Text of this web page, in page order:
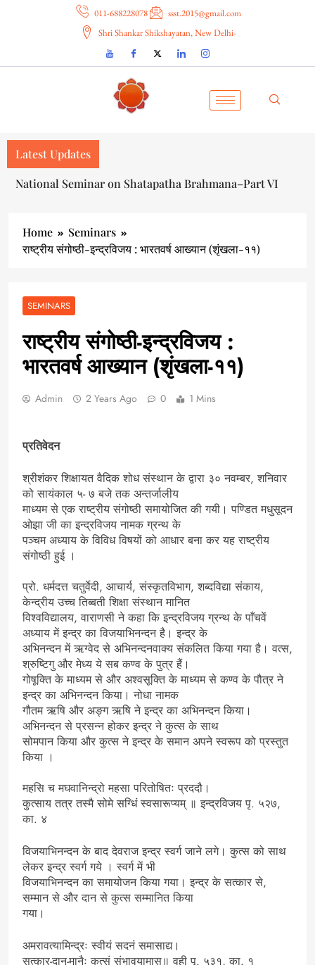
011-688228078
ssst.2015@gmail.com
Shri Shankar Shikshayatan, New Delhi-
Latest Updates
National Seminar on Shatapatha Brahmana–Part VI
Home
Seminars
राष्ट्रीय संगोष्ठी-इन्द्रविजय : भारतवर्ष आख्यान (शृंखला-११)
SEMINARS
राष्ट्रीय संगोष्ठी-इन्द्रविजय :
भारतवर्ष आख्यान (शृंखला-११)
Admin 2 Years Ago 0 1 Mins
प्रतिवेदन
श्रीशंकर शिक्षायत वैदिक शोध संस्थान के द्वारा ३० नवम्बर, शनिवार
को सायंकाल ५- ७ बजे तक अन्तर्जालीय
माध्यम से एक राष्ट्रीय संगोष्ठी समायोजित की गयी। पण्डित मधुसूदन
ओझा जी का इन्द्रविजय नामक ग्रन्थ के
पञ्चम अध्याय के विविध विषयों को आधार बना कर यह राष्ट्रीय
संगोष्ठी हुई ।
प्रो. धर्मदत्त चतुर्वेदी, आचार्य, संस्कृतविभाग, शब्दविद्या संकाय,
केन्द्रीय उच्च तिब्बती शिक्षा संस्थान मानित
विश्वविद्यालय, वाराणसी ने कहा कि इन्द्रविजय ग्रन्थ के पाँचवें
अध्याय में इन्द्र का विजयाभिनन्दन है। इन्द्र के
अभिनन्दन में ऋग्वेद से अभिनन्दनवाक्य संकलित किया गया है। वत्स,
श्रुष्टिगु और मेध्य ये सब कण्व के पुत्र हैं।
गोषूक्ति के माध्यम से और अश्वसूक्ति के माध्यम से कण्व के पौत्र ने
इन्द्र का अभिनन्दन किया। नोधा नामक
गौतम ऋषि और अङ्ग ऋषि ने इन्द्र का अभिनन्दन किया।
अभिनन्दन से प्रसन्न होकर इन्द्र ने कुत्स के साथ
सोमपान किया और कुत्स ने इन्द्र के समान अपने स्वरूप को प्रस्तुत
किया ।
महसि च मघवानिन्द्रो महसा परितोषितः प्रददौ।
कुत्साय तत्र तस्मै सोमे सग्धिं स्वसारूप्यम् ॥ इन्द्रविजय पृ. ५२७,
का. ४
विजयाभिनन्दन के बाद देवराज इन्द्र स्वर्ग जाने लगे। कुत्स को साथ
लेकर इन्द्र स्वर्ग गये । स्वर्ग में भी
विजयाभिनन्दन का समायोजन किया गया। इन्द्र के सत्कार से,
सम्मान से और दान से कुत्स सम्मानित किया
गया।
अमरावत्यामिन्द्रः स्वीयं सदनं समासाद्य।
सत्कार-दान-मानैः कुत्सं संभावयामास॥ वही पृ. ५३१, का. १